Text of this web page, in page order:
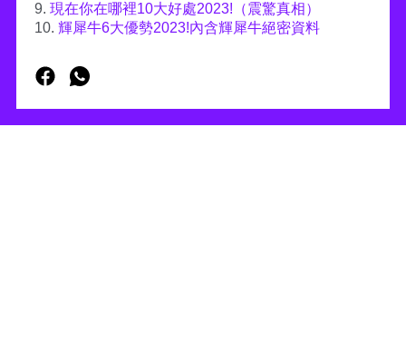
9. 現在你在哪裡10大好處2023!（震驚真相）
10. 輝犀牛6大優勢2023!內含輝犀牛絕密資料